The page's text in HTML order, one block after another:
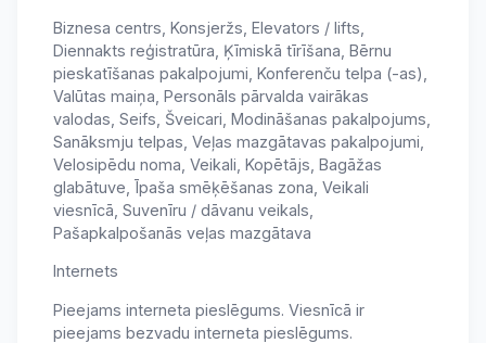
Biznesa centrs, Konsjeržs, Elevators / lifts,
Diennakts reģistratūra, Ķīmiskā tīrīšana, Bērnu
pieskatīšanas pakalpojumi, Konferenču telpa (-as),
Valūtas maiņa, Personāls pārvalda vairākas
valodas, Seifs, Šveicari, Modināšanas pakalpojums,
Sanāksmju telpas, Veļas mazgātavas pakalpojumi,
Velosipēdu noma, Veikali, Kopētājs, Bagāžas
glabātuve, Īpaša smēķēšanas zona, Veikali
viesnīcā, Suvenīru / dāvanu veikals,
Pašapkalpošanās veļas mazgātava
Internets
Pieejams interneta pieslēgums. Viesnīcā ir
pieejams bezvadu interneta pieslēgums.